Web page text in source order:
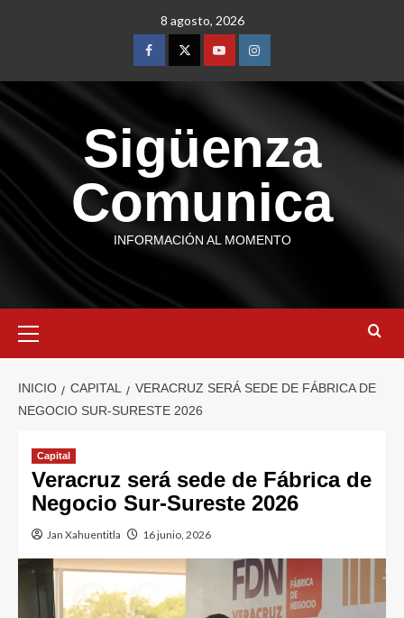
8 agosto, 2026
Sigüenza
Comunica
INFORMACIÓN AL MOMENTO
INICIO CAPITAL
VERACRUZ SERÁ SEDE DE FÁBRICA DE
NEGOCIO SUR-SURESTE 2026
Capital
Veracruz será sede de Fábrica de
Negocio Sur-Sureste 2026
Jan Xahuentitla 16 junio, 2026